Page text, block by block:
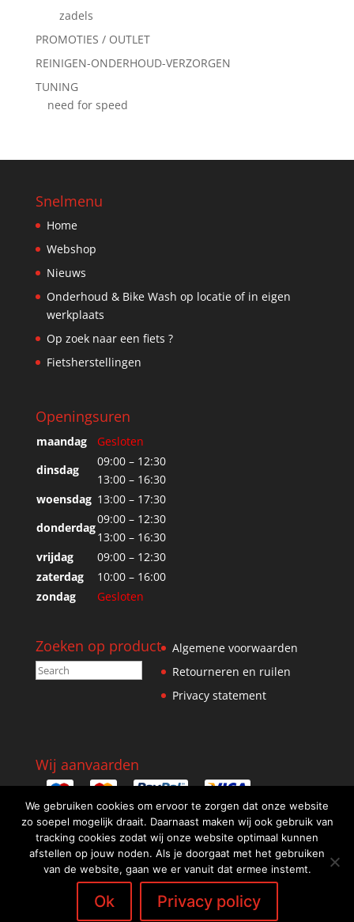
zadels
PROMOTIES / OUTLET
REINIGEN-ONDERHOUD-VERZORGEN
TUNING
need for speed
Snelmenu
Home
Webshop
Nieuws
Onderhoud & Bike Wash op locatie of in eigen
werkplaats
Op zoek naar een fiets ?
Fietsherstellingen
Openingsuren
maandag
Gesloten
dinsdag
09:00 – 12:30
13:00 – 16:30
woensdag 13:00 – 17:30
donderdag
09:00 – 12:30
13:00 – 16:30
vrijdag
09:00 – 12:30
zaterdag
10:00 – 16:00
zondag
Gesloten
Zoeken op product
Algemene voorwaarden
Retourneren en ruilen
Privacy statement
Wij aanvaarden
Design: WebScreen.be
We gebruiken cookies om ervoor te zorgen dat onze website
zo soepel mogelijk draait. Daarnaast maken wij ook gebruik van
tracking cookies zodat wij onze website optimaal kunnen
afstellen op jouw noden. Als je doorgaat met het gebruiken
van de website, gaan we er vanuit dat ermee instemt.
Ok Privacy policy